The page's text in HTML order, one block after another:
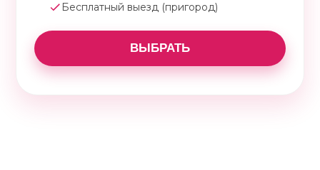
Бесплатный выезд (пригород)
ВЫБРАТЬ